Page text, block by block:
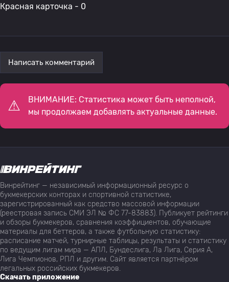
Красная карточка - 0
Написать комментарий
ВНИМАНИЕ: Статистика может быть неполной,
мы продолжаем добавлять актуальные данные.
Винрейтинг — независимый информационный ресурс о
букмекерских конторах и спортивной статистике,
зарегистрированный как средство массовой информации
(реестровая запись СМИ ЭЛ № ФС 77-83883). Публикует рейтинги
и обзоры букмекеров, сравнения коэффициентов, обучающие
материалы для беттеров, а также футбольную статистику:
расписание матчей, турнирные таблицы, результаты и статистику
по ведущим лигам мира — АПЛ, Бундеслига, Ла Лига, Серия А,
Лига Чемпионов, РПЛ и другим. Сайт является партнёром
легальных российских букмекеров.
Скачать приложение